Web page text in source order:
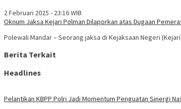
2 Februari 2025 - 23:16 WIB
Oknum Jaksa Kejari Polman Dilaporkan atas Dugaan
Polewali Mandar – Seorang jaksa di Kejaksaan Negeri
Berita Terkait
Headlines
Pelantikan KBPP Polri Jadi Momentum Penguatan Sinergi